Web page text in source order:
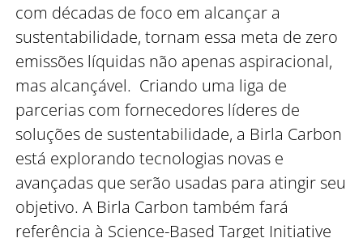
com décadas de foco em alcançar a
sustentabilidade, tornam essa meta de zero
emissões líquidas não apenas aspiracional,
mas alcançável. Criando uma liga de
parcerias com fornecedores líderes de
soluções de sustentabilidade, a Birla Carbon
está explorando tecnologias novas e
avançadas que serão usadas para atingir seu
objetivo. A Birla Carbon também fará
referência à Science-Based Target Initiative